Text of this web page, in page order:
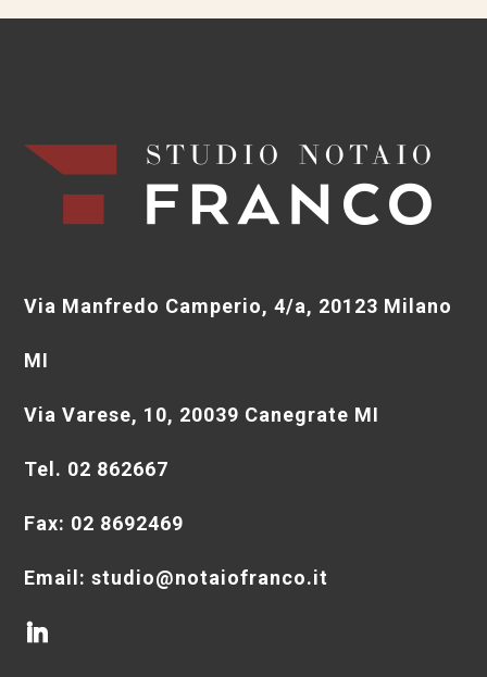
Via Manfredo Camperio, 4/a, 20123 Milano
MI
Via Varese, 10, 20039 Canegrate MI
Tel. 02 862667
Fax: 02 8692469
Email: studio@notaiofranco.it